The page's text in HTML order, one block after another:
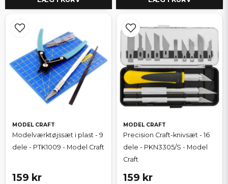
MODEL CRAFT
Modelværktøjssæt i plast - 9
dele - PTK1009 - Model Craft
159 kr
MODEL CRAFT
Precision Craft-knivsæt - 16
dele - PKN3305/S - Model
Craft
159 kr